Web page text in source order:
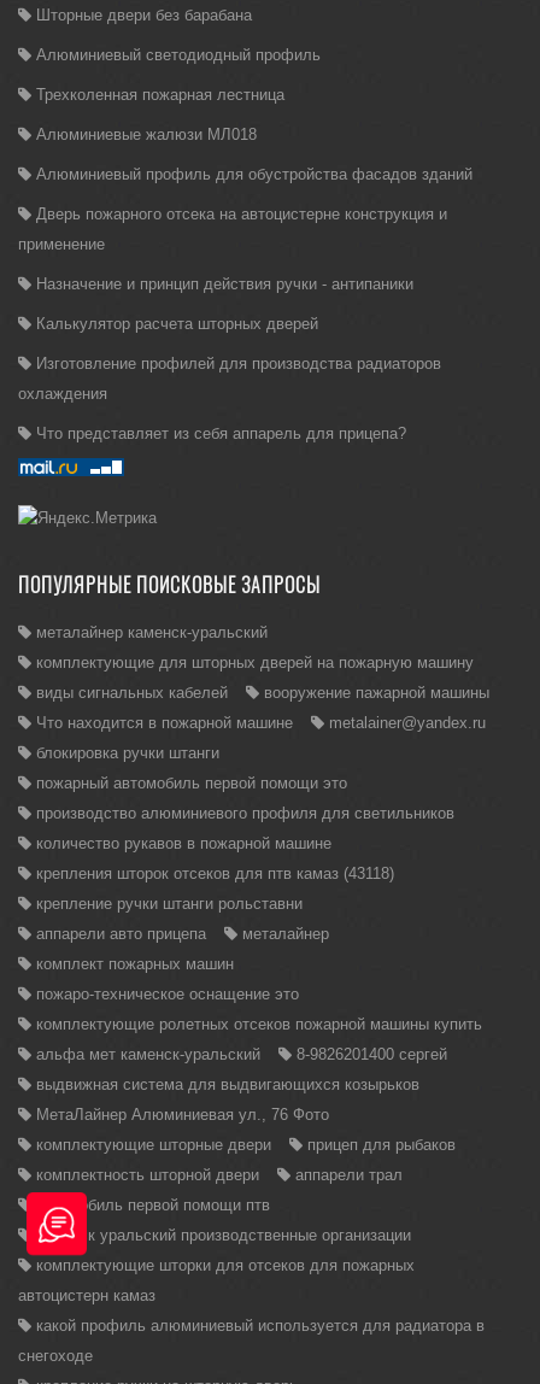
Шторные двери без барабана
Алюминиевый светодиодный профиль
Трехколенная пожарная лестница
Алюминиевые жалюзи МЛ018
Алюминиевый профиль для обустройства фасадов зданий
Дверь пожарного отсека на автоцистерне конструкция и
применение
Назначение и принцип действия ручки - антипаники
Калькулятор расчета шторных дверей
Изготовление профилей для производства радиаторов
охлаждения
Что представляет из себя аппарель для прицепа?
ПОПУЛЯРНЫЕ ПОИСКОВЫЕ ЗАПРОСЫ
металайнер каменск-уральский
комплектующие для шторных дверей на пожарную машину
виды сигнальных кабелей
вооружение пажарной машины
Что находится в пожарной машине
metalainer@yandex.ru
блокировка ручки штанги
пожарный автомобиль первой помощи это
производство алюминиевого профиля для светильников
количество рукавов в пожарной машине
крепления шторок отсеков для птв камаз (43118)
крепление ручки штанги рольставни
аппарели авто прицепа
металайнер
комплект пожарных машин
пожаро-техническое оснащение это
комплектующие ролетных отсеков пожарной машины купить
альфа мет каменск-уральский
8-9826201400 сергей
выдвижная система для выдвигающихся козырьков
МетаЛайнер Алюминиевая ул., 76 Фото
комплектующие шторные двери
прицеп для рыбаков
комплектность шторной двери
аппарели трал
автомобиль первой помощи птв
каменск уральский производственные организации
комплектующие шторки для отсеков для пожарных
автоцистерн камаз
какой профиль алюминиевый используется для радиатора в
снегоходе